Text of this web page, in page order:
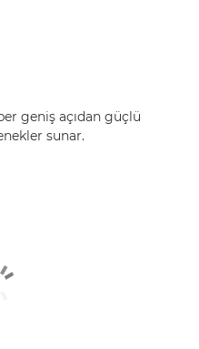
geniş açıdan güçlü
sunar.